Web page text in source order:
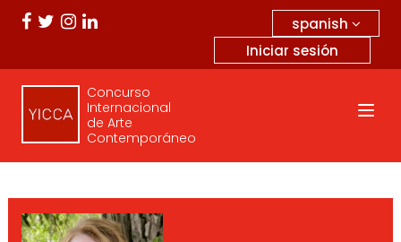
spanish
Iniciar sesión
Concurso
Internacional
de Arte
Contemporáneo